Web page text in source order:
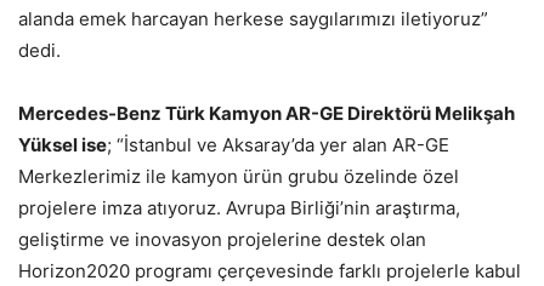
alanda emek harcayan herkese saygılarımızı iletiyoruz”
dedi.
Mercedes-Benz Türk Kamyon AR-GE Direktörü Melikşah
Yüksel ise; “İstanbul ve Aksaray’da yer alan AR-GE
Merkezlerimiz ile kamyon ürün grubu özelinde özel
projelere imza atıyoruz. Avrupa Birliği’nin araştırma,
geliştirme ve inovasyon projelerine destek olan
Horizon2020 programı çerçevesinde farklı projelerle kabul